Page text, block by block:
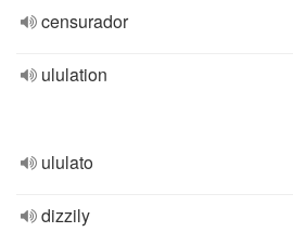
censurador
ululation
ululato
dizzily